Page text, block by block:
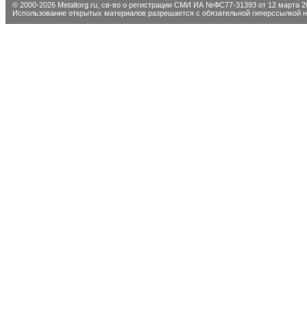
© 2000-2026 Metaltorg.ru, св-во о регистрации СМИ ИА №ФС77-31393 от 12 марта
Использование открытых материалов разрешается с обязательной гиперссылкой